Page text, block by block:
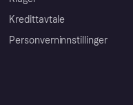
Kredittavtale
Personverninnstillinger